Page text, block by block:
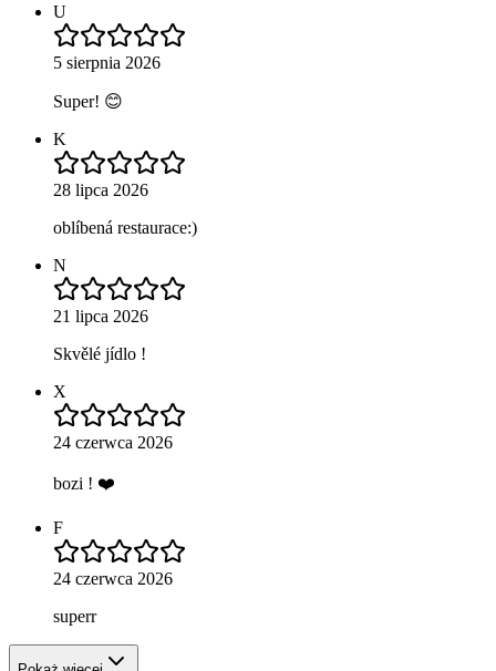
U
5 sierpnia 2026
Super! 😊
K
28 lipca 2026
oblíbená restaurace:)
N
21 lipca 2026
Skvělé jídlo !
X
24 czerwca 2026
bozi ! ❤️
F
24 czerwca 2026
superr